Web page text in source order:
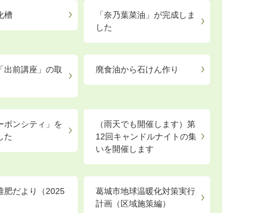
槽
「奈乃葉菜油」が完成しま
した
出前講座」の取 廃食油から石けん作り
ボンシティ」を
た
（雨天でも開催します）第
12回キャンドルナイトの集
いを開催します
肥だより（2025
葛城市地球温暖化対策実行
計画（区域施策編）